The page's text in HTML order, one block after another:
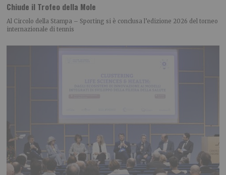
Chiude il Trofeo della Mole
Al Circolo della Stampa – Sporting si è conclusa l’edizione 2026 del torneo
internazionale di tennis